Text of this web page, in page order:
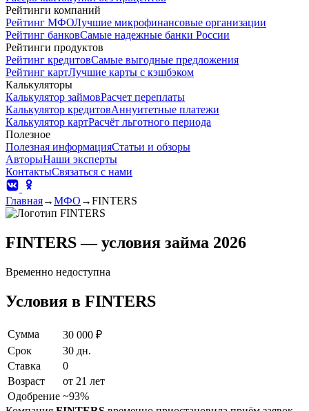
Рейтинги компаний
Рейтинг МФОЛучшие микрофинансовые организации
Рейтинг банковСамые надежные банки России
Рейтинги продуктов
Рейтинг кредитовСамые выгодные предложения
Рейтинг картЛучшие карты с кэшбэком
Калькуляторы
Калькулятор займовРасчет переплаты
Калькулятор кредитовАннуитетные платежи
Калькулятор картРасчёт льготного периода
Полезное
Полезная информацияСтатьи и обзоры
АвторыНаши эксперты
КонтактыСвязаться с нами
Главная→МФО →FINTERS
FINTERS — условия займа 2026
Временно недоступна
Условия в FINTERS
Сумма
30 000 ₽
Срок
30 дн.
Ставка
0
Возраст
от 21 лет
Одобрение ~93%